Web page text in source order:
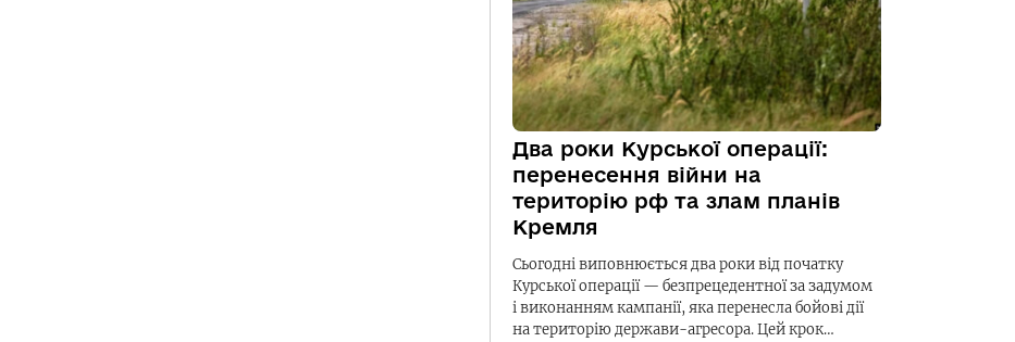
Два роки Курської операції:
перенесення війни на
територію рф та злам планів
Кремля
Сьогодні виповнюється два роки від початку
Курської операції — безпрецедентної за задумом
і виконанням кампанії, яка перенесла бойові дії
на територію держави-агресора. Цей крок…